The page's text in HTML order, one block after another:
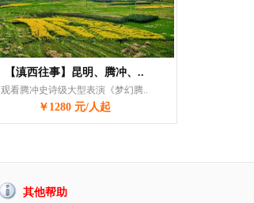
【滇西往事】昆明、腾冲、..
观看腾冲史诗级大型表演《梦幻腾..
￥1280 元/人起
其他帮助